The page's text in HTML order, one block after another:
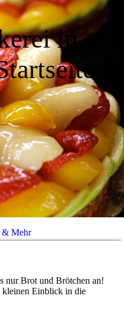
in
& Mehr
nur Brot und Brötchen an!
kleinen Einblick in die